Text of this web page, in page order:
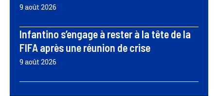
9 août 2026
Infantino s’engage à rester à la tête de la
FIFA après une réunion de crise
9 août 2026